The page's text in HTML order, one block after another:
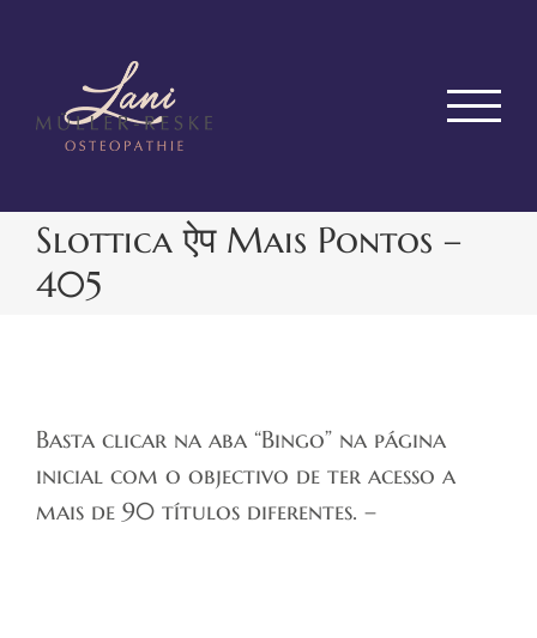
springen
Slottica ऐप Mais Pontos –
405
Basta clicar na aba “Bingo” na página
inicial com o objectivo de ter acesso a
mais de 90 títulos diferentes. –